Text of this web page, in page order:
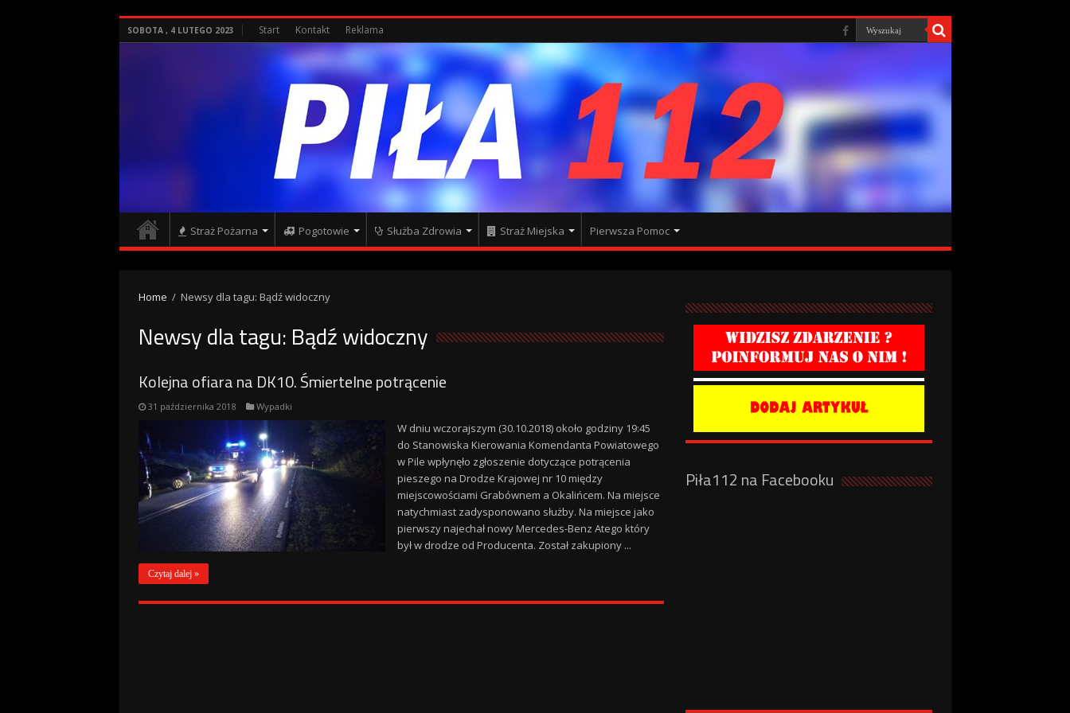
SOBOTA , 4 LUTEGO 2023 Start Kontakt Reklama
Straż Pożarna Pogotowie Służba Zdrowia Straż Miejska Pierwsza Pomoc
Home / Newsy dla tagu: Bądź widoczny
Newsy dla tagu: Bądź widoczny
Kolejna ofiara na DK10. Śmiertelne potrącenie
31 października 2018 Wypadki
W dniu wczorajszym (30.10.2018) około godziny 19:45
do Stanowiska Kierowania Komendanta Powiatowego
w Pile wpłynęło zgłoszenie dotyczące potrącenia
pieszego na Drodze Krajowej nr 10 między
miejscowościami Grabównem a Okalińcem. Na miejsce
natychmiast zadysponowano służby. Na miejsce jako
pierwszy najechał nowy Mercedes-Benz Atego który
był w drodze od Producenta. Został zakupiony ...
Czytaj dalej »
Piła112 na Facebooku